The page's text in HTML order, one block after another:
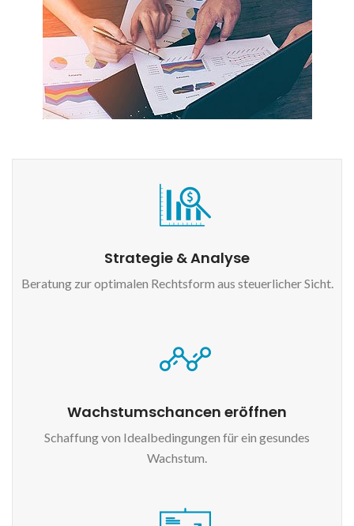
Strategie & Analyse
Beratung zur optimalen Rechtsform aus steuerlicher Sicht.
Wachstumschancen eröffnen
Schaffung von Idealbedingungen für ein gesundes
Wachstum.